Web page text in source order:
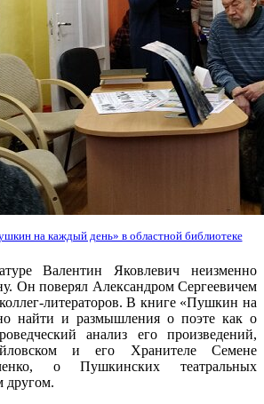
на каждый день» в областной библиотеке
Валентин Яковлевич неизменно
Он поверял Александром Сергеевичем
литераторов. В книге «Пушкин на
найти и размышления о поэте как о
анализ его произведений,
и его Хранителе Семене
о Пушкинских театральных
другом.